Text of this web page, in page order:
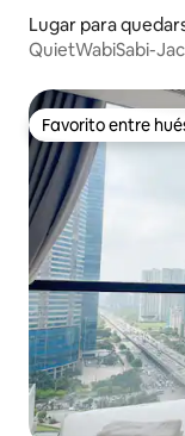
Lugar para
QuietWabiSabi-
Favorito entre
Favorito entre